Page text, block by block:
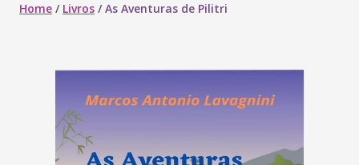
Home / Livros /As Aventuras de Pilitri